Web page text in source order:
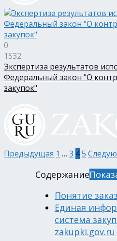
0
1532
Экспертиза результатов
Федеральный закон "О
закупок"
Предыдущая 1 … 3 45
Содержание
Понятие
Единая
система